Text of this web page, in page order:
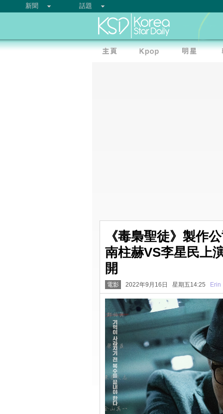
新聞 話題
《毒梟聖徒》製作
南柱赫VS李星民上
開
電影 2022年9月16日 星期五14:25 Erin